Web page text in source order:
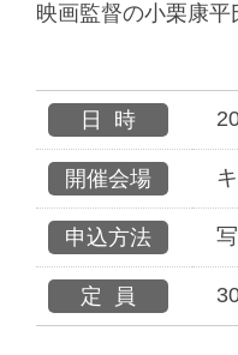
映画監督の小栗康
日時
開催会場
申込方法
定員